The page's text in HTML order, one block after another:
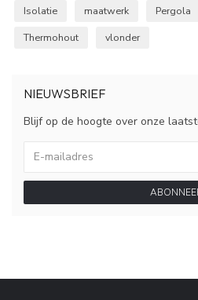
Isolatie
maatwerk Pergola
Thermohout
vlonder
NIEUWSBRIEF
Blijf op de hoogte over onze